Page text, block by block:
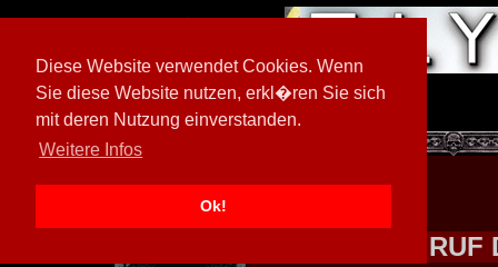
Diese Website verwendet Cookies. Wenn
Sie diese Website nutzen, erkl�ren Sie sich
mit deren Nutzung einverstanden.
Weitere Infos
Ok!
[ 602026/M3]
RUF